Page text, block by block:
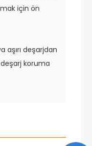
için ön
aşırı deşarjdan
deşarj koruma